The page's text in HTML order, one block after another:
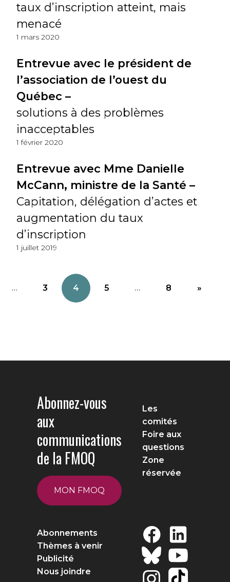
taux d’inscription atteint, mais
menacé
1 mars 2020
Entrevue avec le président de
l’association de l’ouest du
Québec –
solutions à des problèmes
inacceptables
1 février 2020
Entrevue avec Mme Danielle
McCann, ministre de la Santé –
Capitation, délégation d’actes et
augmentation du taux
d’inscription
1 juillet 2019
... 3 4 5 ... 8 »
Abonnez-vous
aux
communications
de la FMOQ
MON FMOQ
Les
comités
Foire aux
questions
Zone
réservée
Abonnements
Thèmes à venir
Publicité
Nous joindre